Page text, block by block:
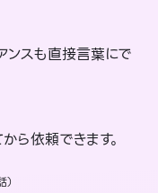
ンスも直接言葉にで
ら依頼できます。